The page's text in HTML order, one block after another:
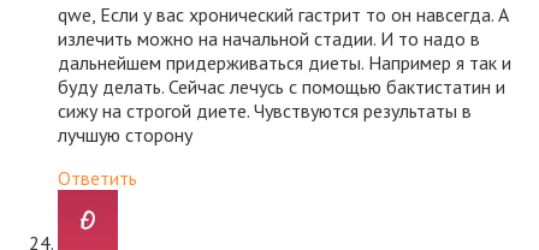
qwe, Если у вас хронический гастрит то он навсегда. А
излечить можно на начальной стадии. И то надо в
дальнейшем придерживаться диеты. Например я так и
буду делать. Сейчас лечусь с помощью бактистатин и
сижу на строгой диете. Чувствуются результаты в
лучшую сторону
Ответить